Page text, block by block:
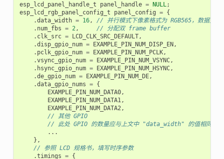
esp_lcd_panel_handle_t panel_handle = NULL;
esp_lcd_rgb_panel_config_t
panel_config = {
.data_width = 16,
// 并行模式下像素格式为 RGB565，数据宽
. num_fbs = 2,
// 分配双 frame buffer
. clk_src = LCD_CLK_SRC_DEFAULT,
.disp_gpio_num = EXAMPLE_PIN_NUM_DISP_EN,
. pclk_gpio_num = EXAMPLE_PIN_NUM_PCLK,
.vsync_gpio_num = EXAMPLE_PIN_NUM_VSYNC,
. hsync_gpio_num = EXAMPLE_PIN_NUM_HSYNC,
.de_gpio_num = EXAMPLE_PIN_NUM_DE,
.data_gpio_nums = {
EXAMPLE_PIN_NUM_DATA0,
EXAMPLE_PIN_NUM_DATA1,
EXAMPLE_PIN_NUM_DATA2,
// 其他 GPIO
// 此处 GPIO 的数量应与上文中 "data_width" 的值相同
...
},
// 参照 LCD 规格书，填写时序参数
.timings = {